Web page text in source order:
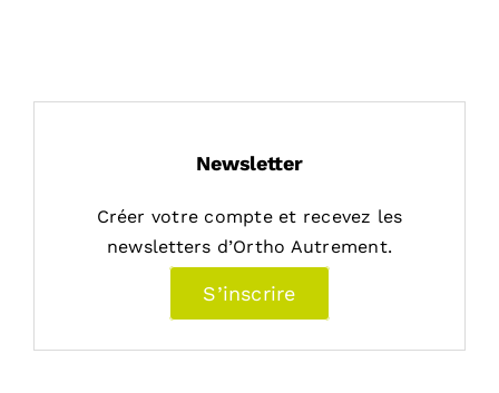
Newsletter
Créer votre compte et recevez les
newsletters d’Ortho Autrement.
S’inscrire